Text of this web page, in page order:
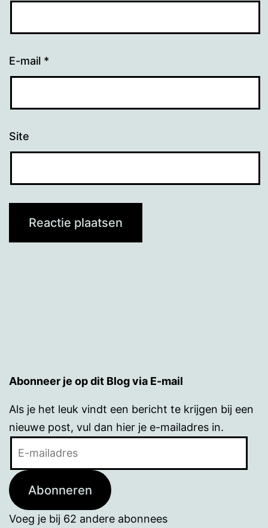
E-mail *
Site
Abonneer je op dit Blog via E-mail
Als je het leuk vindt een bericht te krijgen bij een
nieuwe post, vul dan hier je e-mailadres in.
Abonneren
Voeg je bij 62 andere abonnees